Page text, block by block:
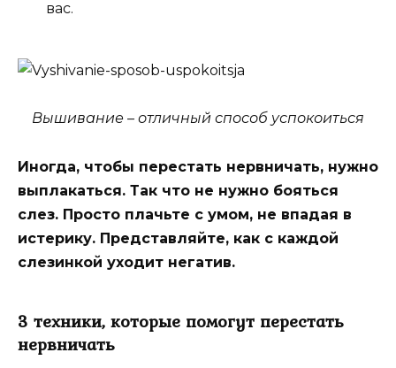
вас.
Вышивание – отличный способ успокоиться
Иногда, чтобы перестать нервничать, нужно
выплакаться. Так что не нужно бояться
слез. Просто плачьте с умом, не впадая в
истерику. Представляйте, как с каждой
слезинкой уходит негатив.
3 техники, которые помогут перестать
нервничать